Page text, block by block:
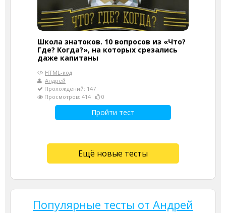
Школа знатоков. 10 вопросов из «Что?
Где? Когда?», на которых срезались
даже капитаны
HTML-код
Андрей
Прохождений: 147
Просмотров: 414
0
Пройти тест
Ещё новые тесты
Популярные тесты от Андрей